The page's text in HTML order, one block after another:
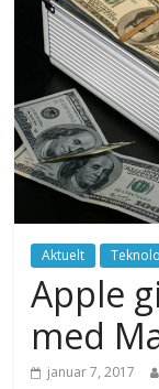
Aktuelt
Apple
med
januar 7, 2017